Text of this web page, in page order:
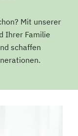
Mit unserer
Ihrer Familie
schaffen